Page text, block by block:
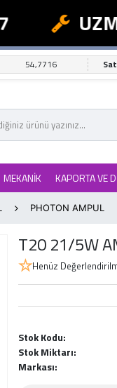
54,7716
MEKANİK KAPORTA VE
PHOTON AMPUL
T20 21/5W
Henüz
Stok Kodu:
Stok Miktarı:
Markası: